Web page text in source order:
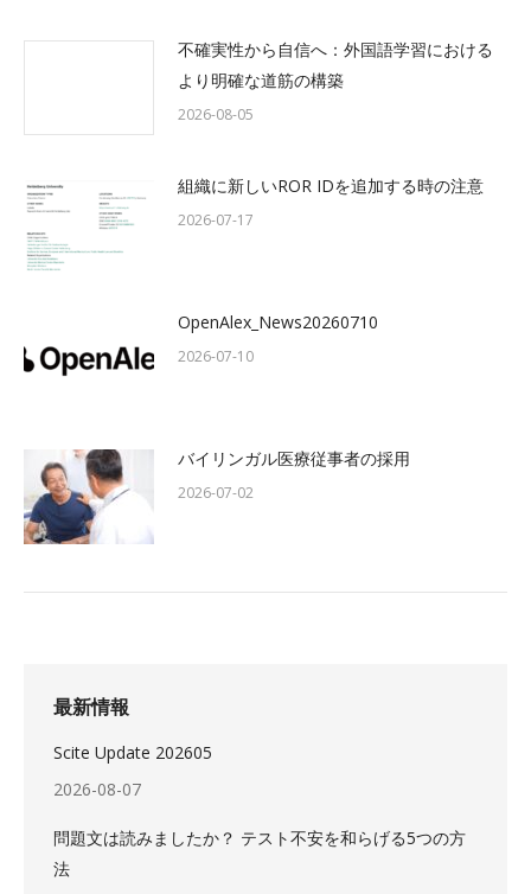
不確実性から自信へ：外国語学習における
より明確な道筋の構築
2026-08-05
組織に新しいROR IDを追加する時の注意
2026-07-17
OpenAlex_News20260710
2026-07-10
バイリンガル医療従事者の採用
2026-07-02
最新情報
Scite Update 202605
2026-08-07
問題文は読みましたか？ テスト不安を和らげる5つの方
法